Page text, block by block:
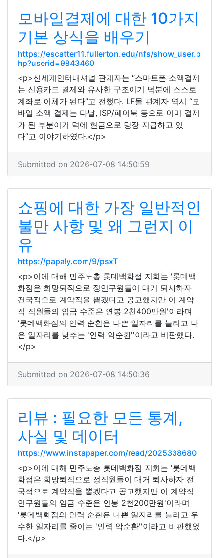
모바일결제에 대한 10가지
기본 상식을 배우기
https://escatter11.fullerton.edu/nfs/show_user.p
hp?userid=9843460
<p>신세계인터내셔널 관계자는 “스마트폰 소액결제
는 신용카드 결제와 유사한 구조이기 덕분에 스스로
계좌로 이체가 된다”고 전했다. LF몰 관계자 역시 “모
바일 소액 결제는 다날, ISP/페이북 등으로 이미 결제
가 된 부분이기 덕에 현금으로 당장 지급하고 있
다”고 이야기하였다.</p>
Submitted on 2026-07-08 14:50:59
쇼핑에 대한 가장 일반적인
불만 사항 및 왜 그런지 이
유
https://papaly.com/9/psxT
<p>이에 대해 민주노총 롯데백화점 지회는 '롯데백
화점은 희망퇴직으로 정연구원들이 대거 퇴사하자
전국적으로 계약직을 뽑겠다고 공고했지만 이 계약
직 직원들의 임금 수준은 연봉 2천400만원'이라며
'롯데백화점의 인력 순환은 나쁜 일자리를 늘리고 나
은 일자리를 낮추는 '인력 악순환''이라고 비판했다.
</p>
Submitted on 2026-07-08 14:50:36
리뷰 : 필요한 모든 통계,
사실 및 데이터
https://www.instapaper.com/read/2025338680
<p>이에 대해 민주노총 롯데백화점 지회는 '롯데백
화점은 희망퇴직으로 정직원들이 대거 퇴사하자 전
국적으로 계약직을 뽑겠다고 공고했지만 이 계약직
연구원들의 임금 수준은 연봉 2천200만원'이라며
'롯데백화점의 인력 순환은 나쁜 일자리를 늘리고 우
수한 일자리를 줄이는 '인력 악순환''이라고 비판했었
다.</p>